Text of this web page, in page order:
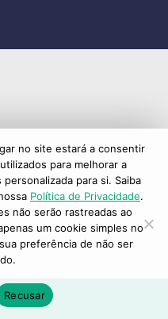
no site estará a consentir
para melhorar a
para si. Saiba
Política de Privacidade.
não serão rastreadas ao
um cookie simples no
preferência de não ser
Recusar